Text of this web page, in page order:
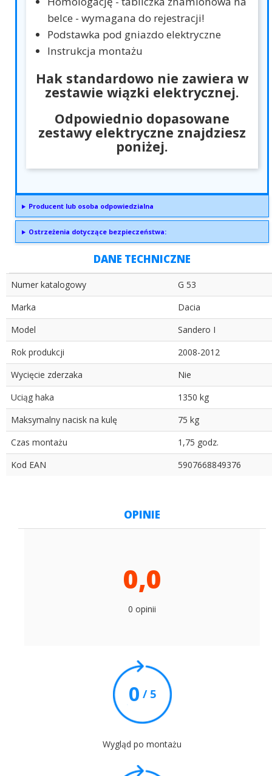
belce - wymagana do rejestracji!
Podstawka pod gniazdo elektryczne
Instrukcja montażu
Hak standardowo nie zawiera w
zestawie wiązki elektrycznej.
Odpowiednio dopasowane
zestawy elektryczne znajdziesz
poniżej.
Producent lub osoba odpowiedzialna
Ostrzeżenia dotyczące bezpieczeństwa:
DANE TECHNICZNE
Numer katalogowy
G 53
Marka
Dacia
Model
Sandero I
Rok produkcji
2008-2012
Wycięcie zderzaka
Nie
Uciąg haka
1350 kg
Maksymalny nacisk na kulę
75 kg
Czas montażu
1,75 godz.
Kod EAN
5907668849376
OPINIE
0,0
0 opinii
0 / 5
Wygląd po montażu